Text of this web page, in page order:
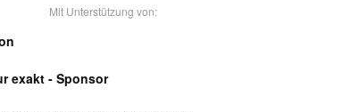
- Unsere Sponsoren -